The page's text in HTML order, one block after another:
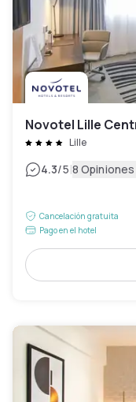
Novotel Lille
Lille
4.3/5|8 Opiniones
Cancelación gratuita
Pago en el hotel